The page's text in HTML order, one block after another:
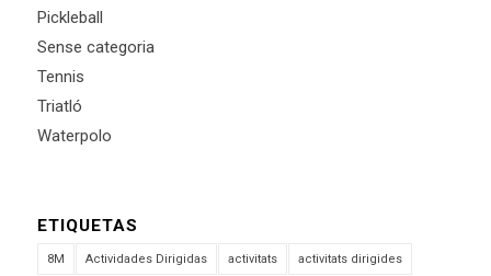
Pickleball
Sense categoria
Tennis
Triatló
Waterpolo
ETIQUETAS
8M Actividades Dirigidas activitats activitats dirigides